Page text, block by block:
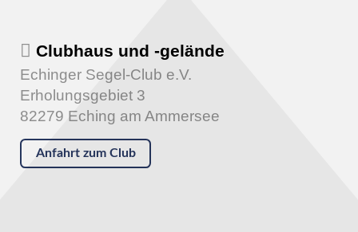
Clubhaus und -gelände
Echinger Segel-Club e.V.
Erholungsgebiet 3
82279 Eching am Ammersee
Anfahrt zum Club